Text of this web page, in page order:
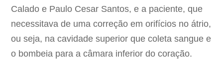
Calado e Paulo Cesar Santos, e a paciente, que
necessitava de uma correção em orifícios no átrio,
ou seja, na cavidade superior que coleta sangue e
o bombeia para a câmara inferior do coração.